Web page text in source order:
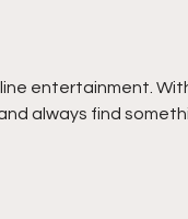
entertainment.
always find